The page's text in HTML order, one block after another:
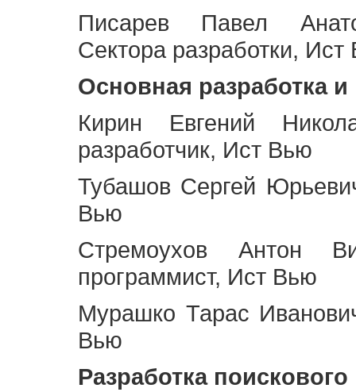
Писарев Павел
Сектора разработки,
Основная разработка
Кирин Евгений
разработчик, Ист Вью
Тубашов Сергей
Вью
Стремоухов Антон
программист, Ист Вью
Мурашко Тарас
Вью
Разработка